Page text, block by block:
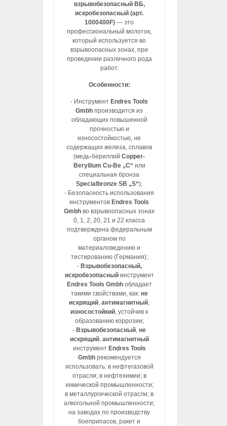
взрывобезопасный ВБ,
искробезопасный (арт.
1000400F) — это
профессиональный молоток,
который используется во
взрывоопасных зонах, при
проведении различного рода
работ.
Особенности:
- Инструмент Endres Tools
Gmbh производится из
обладающих повышенной
прочностью и
износостойкостью, не
содержащих железа, сплавов
(медь-бериллийCopper-
Beryllium Cu-Be „C“ или
специальная бронза
Specialbronze SB „S“);
- Безопасность использования
инструментов Endres Tools
Gmbh во взрывоопасных зонах
0, 1, 2, 20, 21 и 22 класса
подтверждена федеральным
органом по
материаловедению и
тестированию (Германия);
- Взрывобезопасный,
искробезопасныйинструмент
Endres Tools Gmbhобладает
такими свойствами, как: не
искрящий,антимагнитный,
износостойкий, устойчив к
образованию коррозии;
- Взрывобезопасный,не
искрящий, антимагнитный
инструмент Endres Tools
Gmbhрекомендуется
использовать: в нефтегазовой
отрасли; в нефтехимии; в
химической промышленности;
в металлургической отрасли; в
алкогольной промышленности;
на заводах по производству
боеприпасов, ракет и